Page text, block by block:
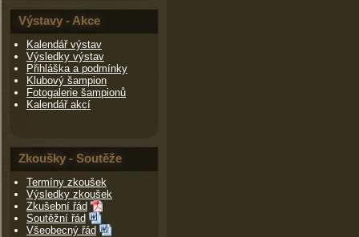
Výstavy - Akce
Kalendář výstav
Výsledky výstav
Přihláška a podmínky
Klubový šampion
Fotogalerie šampionů
Kalendář akcí
Zkoušky - Soutěže
Termíny zkoušek
Výsledky zkoušek
Zkušební řád
Soutěžní řád
Všeobecný řád